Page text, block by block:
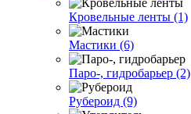
Кровельные ленты (1)
Мастики (6)
Паро-, гидробарьер (2)
Рубероид (9)